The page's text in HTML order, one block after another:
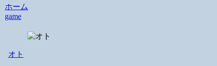
ホーム
game
オト